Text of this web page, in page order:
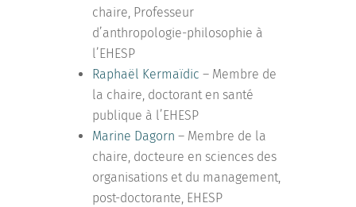
chaire, Professeur
d’anthropologie-philosophie à
l’EHESP
Raphaël Kermaïdic – Membre de
la chaire, doctorant en santé
publique à l’EHESP
Marine Dagorn – Membre de la
chaire, docteure en sciences des
organisations et du management,
post-doctorante, EHESP